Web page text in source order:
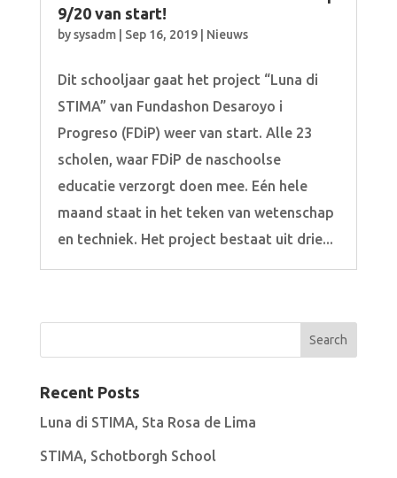
9/20 van start!
bysysadm| Sep 16, 2019| Nieuws
Dit schooljaar gaat het project “Luna di
STIMA” van Fundashon Desaroyo i
Progreso (FDiP) weer van start. Alle 23
scholen, waar FDiP de naschoolse
educatie verzorgt doen mee. Eén hele
maand staat in het teken van wetenschap
en techniek. Het project bestaat uit drie...
Recent Posts
Luna di STIMA, Sta Rosa de Lima
STIMA, Schotborgh School